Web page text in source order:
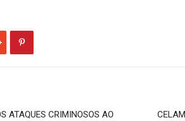
ATAQUES CRIMINOSOS AO